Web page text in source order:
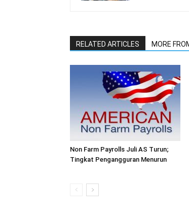
RELATED ARTICLES MORE
Non Farm Payrolls Juli AS Turun;
Tingkat Pengangguran Menurun